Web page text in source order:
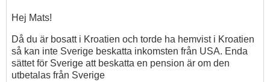
Hej Mats!
Då du är bosatt i Kroatien och torde ha hemvist i Kroatien
så kan inte Sverige beskatta inkomsten från USA. Enda
sättet för Sverige att beskatta en pension är om den
utbetalas från Sverige